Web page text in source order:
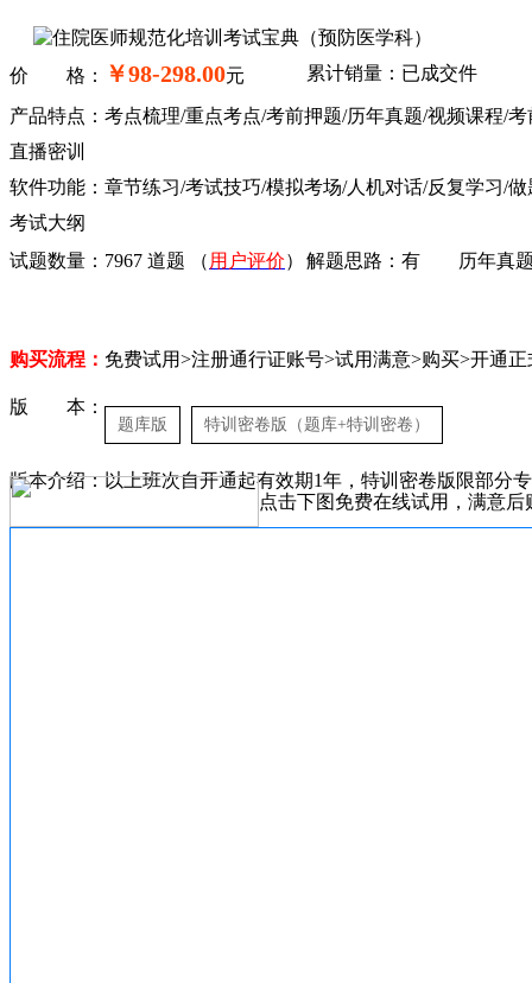
价 格： ￥98-298.00元 累计销量：已成交件
产品特点：考点梳理/重点考点/考前押题/历年真题/视频课程/考
直播密训
软件功能：章节练习/考试技巧/模拟考场/人机对话/反复学习/做
考试大纲
试题数量： 7967 道题 （ 用户评价） 解题思路： 有 历年真
购买流程： 免费试用>注册通行证账号>试用满意>购买>开通正
版 本：
题库版 特训密卷版（题库+特训密卷）
版本介绍：以上班次自开通起有效期1年，特训密卷版限部分
点击下图免费在线试用，满意后